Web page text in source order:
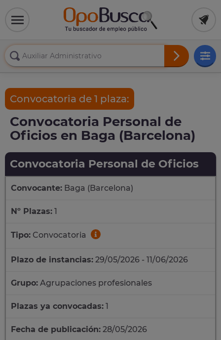
Convocatoria de 1 plaza:
Convocatoria Personal de
Oficios en Baga (Barcelona)
Convocatoria Personal de Oficios
Convocante: Baga (Barcelona)
Nº Plazas: 1
Tipo: Convocatoria
Plazo de instancias: 29/05/2026 - 11/06/2026
Grupo: Agrupaciones profesionales
Plazas ya convocadas: 1
Fecha de publicación: 28/05/2026